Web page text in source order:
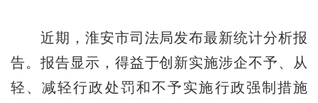
近期，淮安市司法局发布最新统计分析报
告。报告显示，得益于创新实施涉企不予、从
轻、减轻行政处罚和不予实施行政强制措施